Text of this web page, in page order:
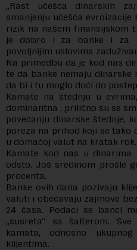
„Rast učešća dinarskih
smanjenju učešća evroizacije
rizik na našem finansijskom
je dobro i za banke i za
povoljnijim uslovima
Na primedbu da je kod nas
te da banke nemaju dinarske
da bi i tu moglo doći do
Kamate na štednju u
dominantna , prilično su se
povećanju dinarske štednje,
poreza na prihod koji se tako
u domaćoj valut na kratak rok.
Kamate kod nas u dinarima
odsto. Još sredinom prošle
procenta.
Banke ovih dana pozivaju
valuti i obećavaju zajmove
24 časa. Podaci se banci
„susreta“ sa šalterom.
kamata, odnosno
klijentima.